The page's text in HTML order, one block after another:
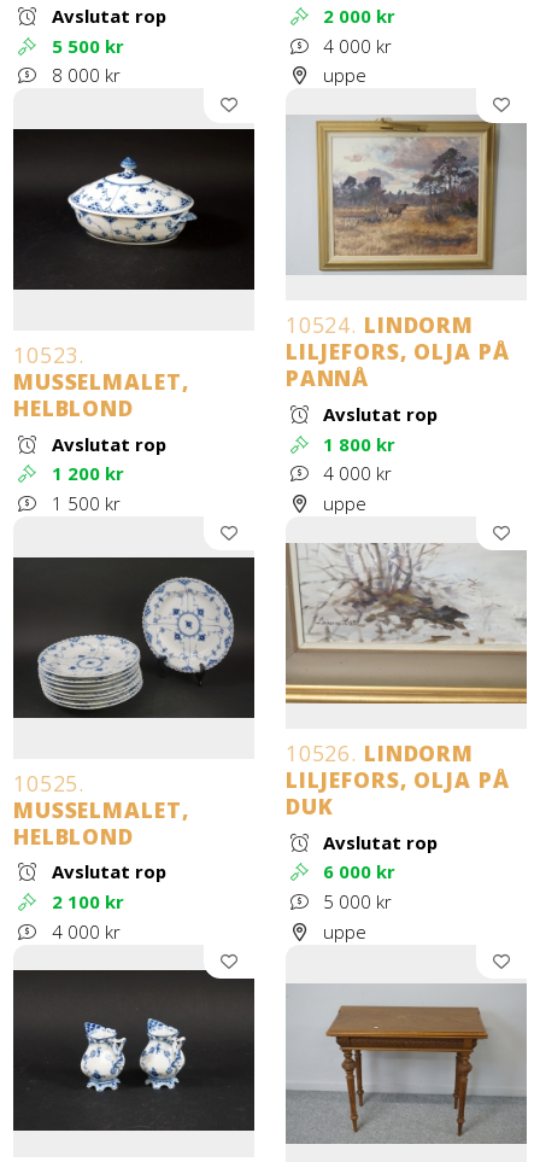
Avslutat rop
5 500 kr
8 000 kr
2 000 kr
4 000 kr
uppe
10523.
MUSSELMALET,
HELBLOND
Avslutat rop
1 200 kr
1 500 kr
10524. LINDORM
LILJEFORS, OLJA PÅ
PANNÅ
Avslutat rop
1 800 kr
4 000 kr
uppe
10525.
MUSSELMALET,
HELBLOND
Avslutat rop
2 100 kr
4 000 kr
10526. LINDORM
LILJEFORS, OLJA PÅ
DUK
Avslutat rop
6 000 kr
5 000 kr
uppe